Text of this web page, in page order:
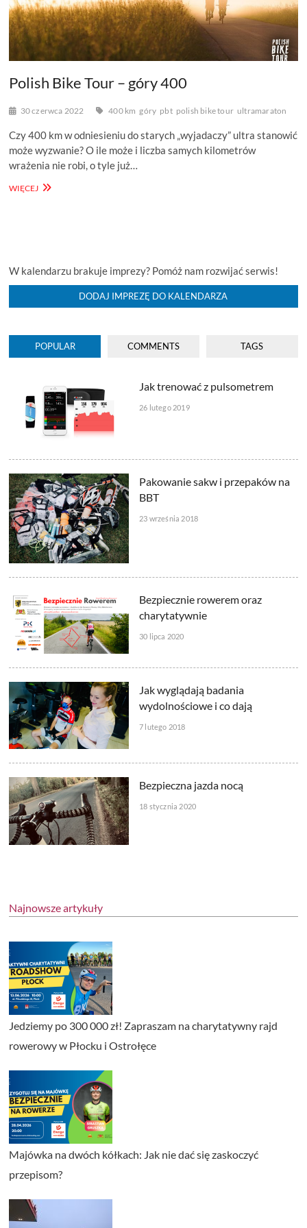
Polish Bike Tour – góry 400
30 czerwca 2022 400 km góry pbt polish bike tour ultramaraton
Czy 400 km w odniesieniu do starych „wyjadaczy” ultra stanowić
może wyzwanie? O ile może i liczba samych kilometrów
wrażenia nie robi, o tyle już…
WIĘCEJPOLISH
W kalendarzu brakuje imprezy? Pomóż nam rozwijać serwis!
DODAJ IMPREZĘ DO KALENDARZA
POPULAR COMMENTS TAGS
Jak trenować z pulsometrem
26 lutego 2019
Pakowanie sakw i przepaków na
BBT
23 września 2018
Bezpiecznie rowerem oraz
charytatywnie
30 lipca 2020
Jak wyglądają badania
wydolnościowe i co dają
7 lutego 2018
Bezpieczna jazda nocą
18 stycznia 2020
Najnowsze artykuły
Jedziemy po 300 000 zł! Zapraszam na charytatywny rajd
rowerowy w Płocku i Ostrołęce
Majówka na dwóch kółkach: Jak nie dać się zaskoczyć
przepisom?